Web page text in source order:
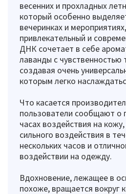
весенних и прохладных
который особенно
вечеринках и
привлекательный и
ДНК сочетает в себе
лаванды с чувственностью
создавая очень
которым легко
Что касается
пользователи сообщают о
часах воздействия на
сильного воздействия в
нескольких часов и
воздействии на одежду.
Вдохновение, лежащее в
похоже, вращается вокруг